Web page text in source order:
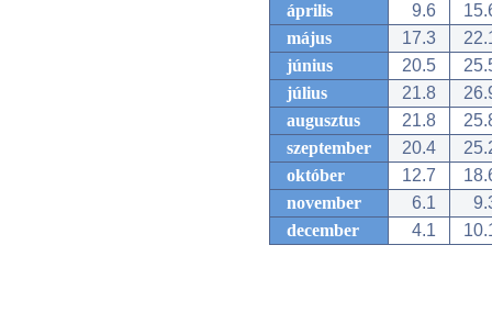
április
9.6
május
17.3
június
20.5
július
21.8
augusztus
21.8
szeptember
20.4
október
12.7
november
6.1
december
4.1